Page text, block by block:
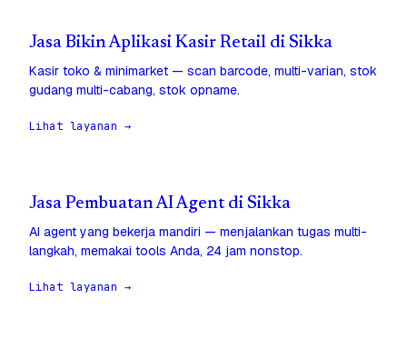
Jasa Bikin Aplikasi Kasir Retail di Sikka
Kasir toko & minimarket — scan barcode, multi-varian, stok
gudang multi-cabang, stok opname.
Lihat layanan →
Jasa Pembuatan AI Agent di Sikka
AI agent yang bekerja mandiri — menjalankan tugas multi-
langkah, memakai tools Anda, 24 jam nonstop.
Lihat layanan →